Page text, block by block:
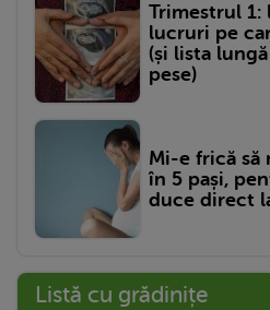
Trimestrul 1:
lucruri pe
(și lista
pese)
Mi-e frică să
în 5 pași,
duce direct
Listă cu grădinițe